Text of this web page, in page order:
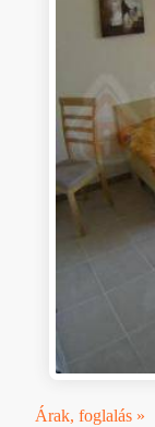
Árak, foglalás »